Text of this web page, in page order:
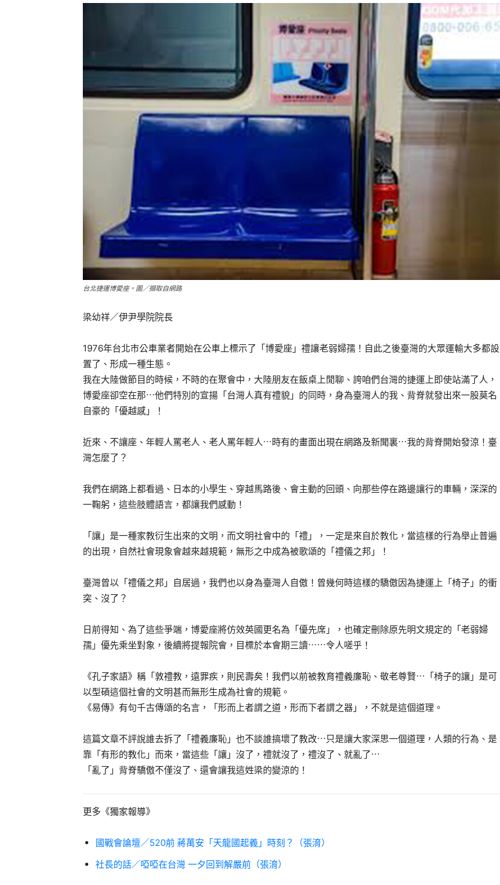
台北捷運博愛座。圖／擷取自網路
梁幼祥／伊尹學院院長
1976年台北市公車業者開始在公車上標示了「博愛座」禮讓老弱婦孺！自此之後臺灣的大眾運輸大多都設
置了、形成一種生態。
我在大陸做節目的時候，不時的在聚會中，大陸朋友在飯桌上閒聊、誇咱們台灣的捷運上即使站滿了人，
博愛座卻空在那⋯他們特別的宣揚「台灣人真有禮貌」的同時，身為臺灣人的我、背脊就發出來一股莫名
自豪的「優越感」！
近來、不讓座、年輕人罵老人、老人罵年輕人⋯時有的畫面出現在網路及新聞裏⋯我的背脊開始發涼！臺
灣怎麼了？
我們在網路上都看過、日本的小學生、穿越馬路後、會主動的回頭、向那些停在路邊讓行的車輛，深深的
一鞠躬，這些肢體語言，都讓我們感動！
「讓」是一種家教衍生出來的文明，而文明社會中的「禮」，一定是來自於教化，當這樣的行為舉止普遍
的出現，自然社會現象會越來越規範，無形之中成為被歌頌的「禮儀之邦」！
臺灣曾以「禮儀之邦」自居過，我們也以身為臺灣人自傲！曾幾何時這樣的驕傲因為捷運上「椅子」的衝
突、沒了？
日前得知、為了這些爭端，博愛座將仿效英國更名為「優先席」，也確定刪除原先明文規定的「老弱婦
孺」優先乘坐對象，後續將提報院會，目標於本會期三讀⋯⋯令人嗟乎！
《孔子家語》稱「敦禮教，遠罪疾，則民壽矣！我們以前被教育禮義廉恥、敬老尊賢⋯「椅子的讓」是可
以型碩這個社會的文明甚而無形生成為社會的規範。
《易傳》有句千古傳頌的名言，「形而上者謂之道，形而下者謂之器」，不就是這個道理。
這篇文章不評說誰去拆了「禮義廉恥」也不談誰搞壞了教改⋯只是讓大家深思一個道理，人類的行為、是
靠「有形的教化」而來，當這些「讓」沒了，禮就沒了，禮沒了、就亂了⋯
「亂了」背脊驕傲不僅沒了、還會讓我這姓梁的變涼的！
更多《獨家報導》
國戰會論壇／520前 蔣萬安「天龍國起義」時刻？（張淯）
社長的話／啞啞在台灣 一夕回到解嚴前（張淯）